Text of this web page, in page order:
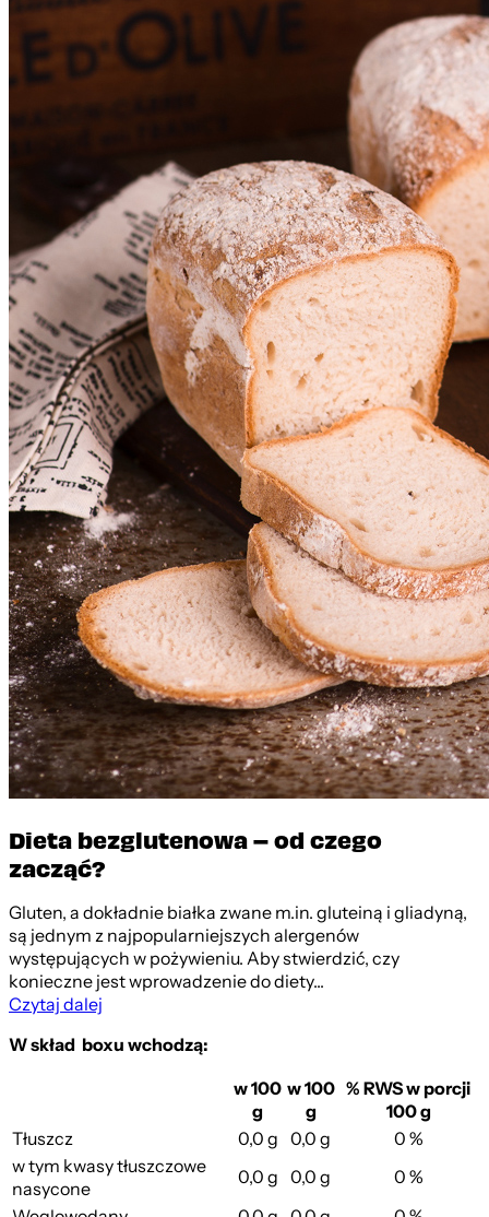
Dieta bezglutenowa – od czego
zacząć?
Gluten, a dokładnie białka zwane m.in. gluteiną i gliadyną,
są jednym z najpopularniejszych alergenów
występujących w pożywieniu. Aby stwierdzić, czy
konieczne jest wprowadzenie do diety...
Czytaj dalej
W skład boxu wchodzą:
w 100
g
w 100
g
% RWS w porcji
100 g
Tłuszcz
0,0 g 0,0 g
0 %
w tym kwasy tłuszczowe
nasycone
0,0 g 0,0 g
0 %